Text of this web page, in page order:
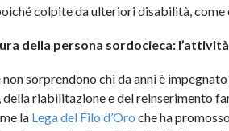
colpite da ulteriori disabilità,
della persona sordocieca:
sorprendono chi da anni è
della riabilitazione e del reinserimento
la Lega del Filo d’Oro che ha